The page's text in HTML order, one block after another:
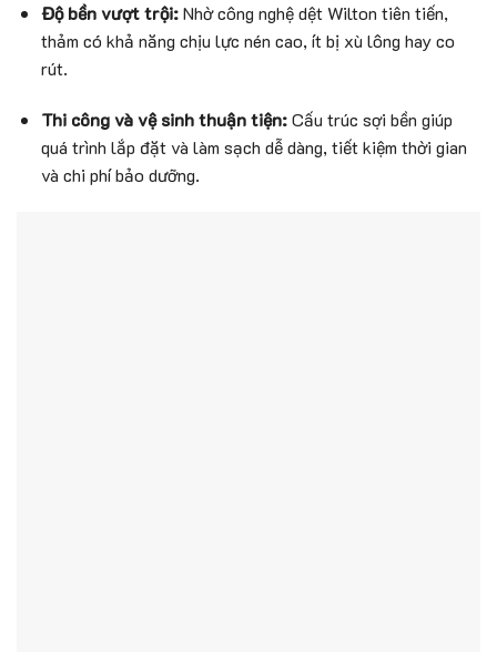
Độ bền vượt trội:Nhờ công nghệ dệt Wilton tiên tiến,
thảm có khả năng chịu lực nén cao, ít bị xù lông hay co
rút.
Thi công và vệ sinh thuận tiện:Cấu trúc sợi bền giúp
quá trình lắp đặt và làm sạch dễ dàng, tiết kiệm thời gian
và chi phí bảo dưỡng.